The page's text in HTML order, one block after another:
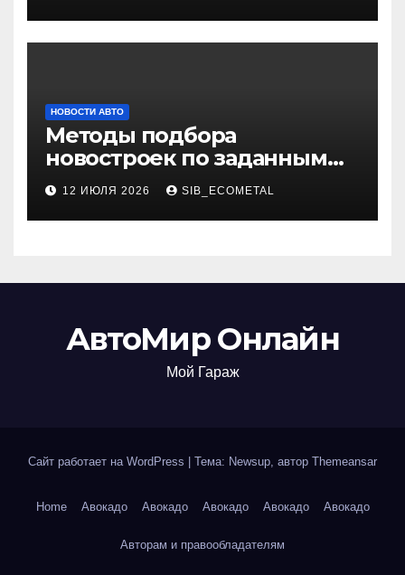
НОВОСТИ АВТО
Методы подбора
новостроек по заданным
критериям
12 ИЮЛЯ 2026 SIB_ECOMETAL
АвтоМир Онлайн
Мой Гараж
Сайт работает на WordPress Тема: Newsup, автор Themeansar
Home Авокадо Авокадо Авокадо Авокадо Авокадо
Авторам и правообладателям